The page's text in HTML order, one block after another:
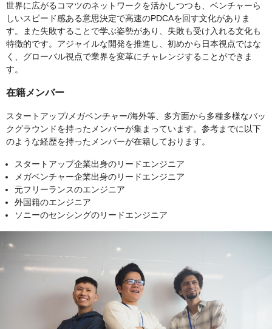
世界に広がるコマツのネットワークを活かしつつも、ベンチャーら
しいスピード感ある意思決定で高速のPDCAを回す文化がありま
す。また失敗することで学ぶ姿勢があり、失敗も受け入れる文化も
特徴的です。アジャイルな開発を推進し、初めから日本視点ではな
く、グローバル視点で業界を変革にチャレンジすることができま
す。
在籍メンバー
スタートアップ/メガベンチャー/海外等、多方面から多種多様なバッ
クグラウンドを持ったメンバーが集まっています。参考までに以下
のような経歴を持ったメンバーが在籍しております。
スタートアップ企業出身のリードエンジニア
メガベンチャー企業出身のリードエンジニア
元フリーランスのエンジニア
外国籍のエンジニア
ソニーのセンシングのリードエンジニア